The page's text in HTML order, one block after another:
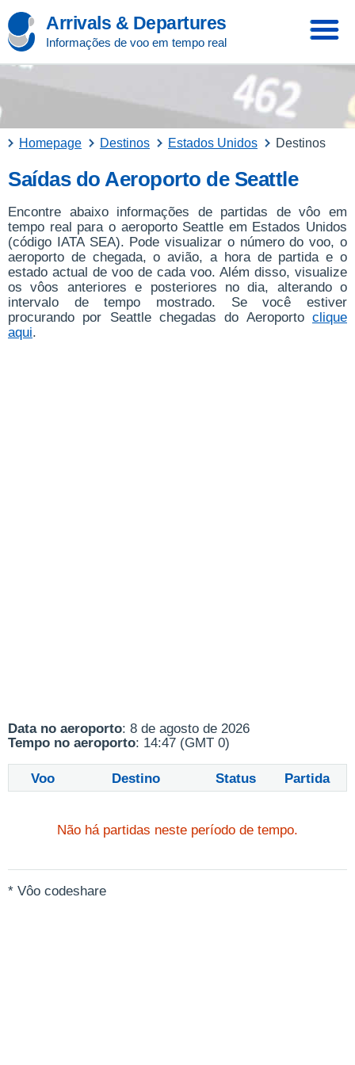
Arrivals & Departures
Informações de voo em tempo real
Homepage Destinos Estados Unidos Destinos
Saídas do Aeroporto de Seattle
Encontre abaixo informações de partidas de vôo em
tempo real para o aeroporto Seattle em Estados Unidos
(código IATA SEA). Pode visualizar o número do voo, o
aeroporto de chegada, o avião, a hora de partida e o
estado actual de voo de cada voo. Além disso, visualize
os vôos anteriores e posteriores no dia, alterando o
intervalo de tempo mostrado. Se você estiver
procurando por Seattle chegadas do Aeroporto clique
aqui.
Data no aeroporto: 8 de agosto de 2026
Tempo no aeroporto: 14:47 (GMT 0)
Voo Destino Status Partida
Não há partidas neste período de tempo.
* Vôo codeshare